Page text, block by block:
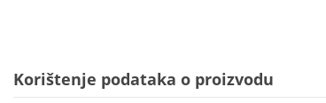
Korištenje podataka o proizvodu